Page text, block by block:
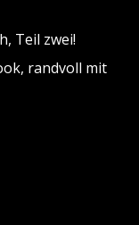
Teil zwei!
randvoll mit